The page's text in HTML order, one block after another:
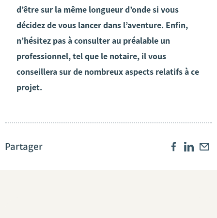
d’être sur la même longueur d’onde si vous
décidez de vous lancer dans l’aventure. Enfin,
n’hésitez pas à consulter au préalable un
professionnel, tel que le notaire, il vous
conseillera sur de nombreux aspects relatifs à ce
projet.
Partager